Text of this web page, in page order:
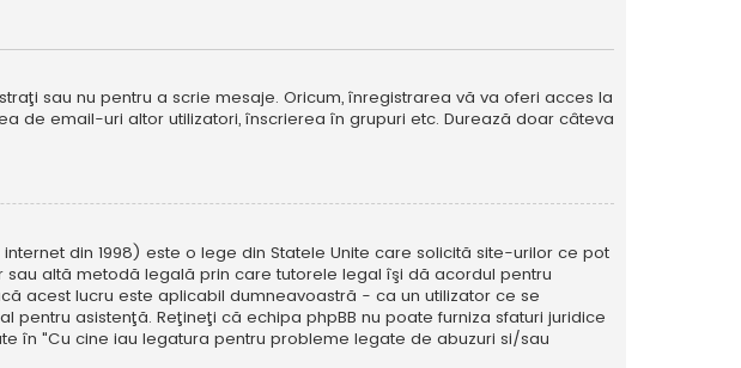
sau nu pentru a scrie mesaje. Oricum, înregistrarea vă va oferi acces la
de email-uri altor utilizatori, înscrierea în grupuri etc. Durează doar câteva
din 1998) este o lege din Statele Unite care solicită site-urilor ce pot
altă metodă legală prin care tutorele legal îşi dă acordul pentru
acest lucru este aplicabil dumneavoastră - ca un utilizator ce se
asistenţă. Reţineţi că echipa phpBB nu poate furniza sfaturi juridice
în "Cu cine iau legatura pentru probleme legate de abuzuri si/sau